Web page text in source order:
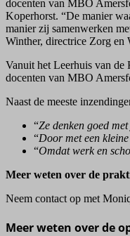
docenten van MBO
Koperhorst. “De manier
manier zij samenwerken
Winther, directrice Zorg
Vanuit het Leerhuis van de
docenten van MBO
Naast de meeste
“Ze denken goed
“Door met een
“Omdat werk en
Meer weten over de
Neem contact op met
Meer weten over de